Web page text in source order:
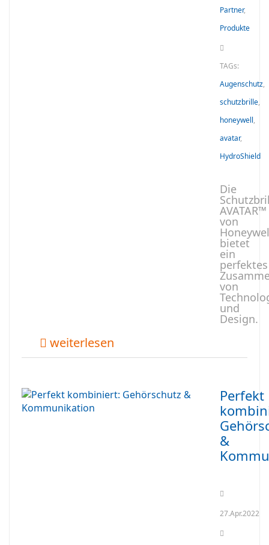
Partner,
Produkte
TAGs:
Augenschutz,
schutzbrille,
honeywell,
avatar,
HydroShield
Die
AVATAR™
von
bietet
ein
perfektes
von
und
Design.
weiterlesen
Perfekt
&
27.Apr.2022